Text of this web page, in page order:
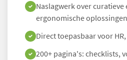
Naslagwerk over curatieve
ergonomische oplossingen
Direct toepasbaar voor
200+ pagina's: checklists,